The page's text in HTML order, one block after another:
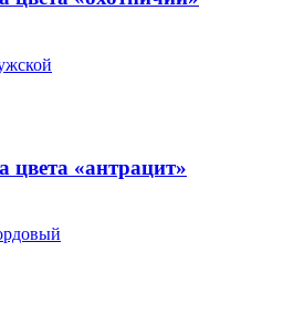
«антрацит»